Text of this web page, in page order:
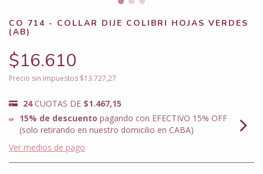
CO 714 - COLLAR DIJE COLIBRI HOJAS VERDES
(AB)
$16.610
Precio sin impuestos $13.727,27
24 CUOTAS DE $1.467,15
15% de descuento pagando con EFECTIVO 15% OFF
(solo retirando en nuestro domicilio en CABA)
Ver medios de pago